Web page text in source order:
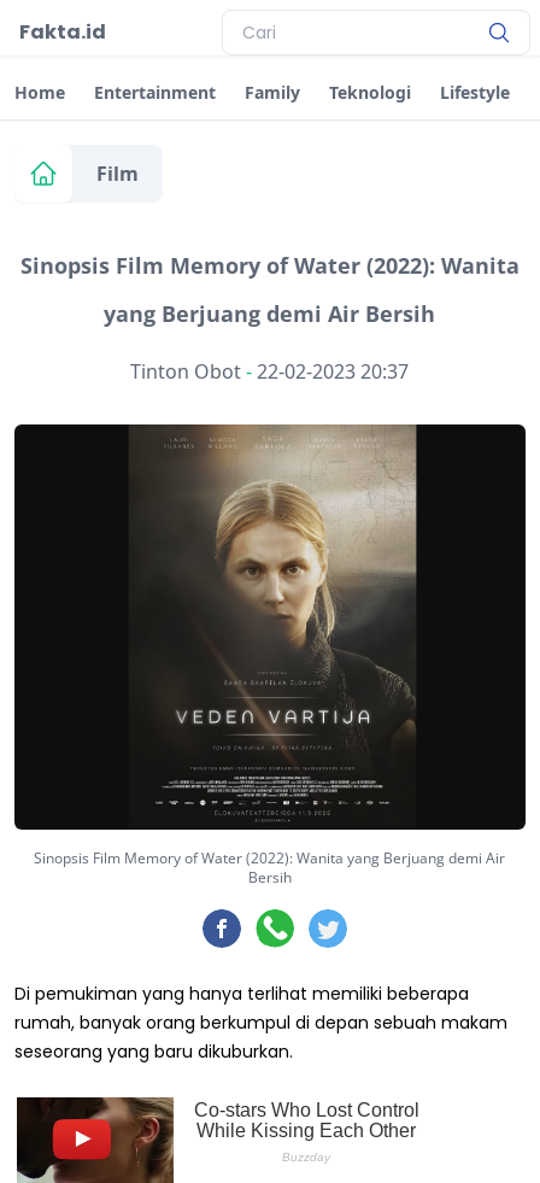
Fakta.id
Home Entertainment Family Teknologi Lifestyle
Film
Sinopsis Film Memory of Water (2022): Wanita
yang Berjuang demi Air Bersih
Tinton Obot-22-02-2023 20:37
Sinopsis Film Memory of Water (2022): Wanita yang Berjuang demi Air
Bersih
Di pemukiman yang hanya terlihat memiliki beberapa
rumah, banyak orang berkumpul di depan sebuah makam
seseorang yang baru dikuburkan.